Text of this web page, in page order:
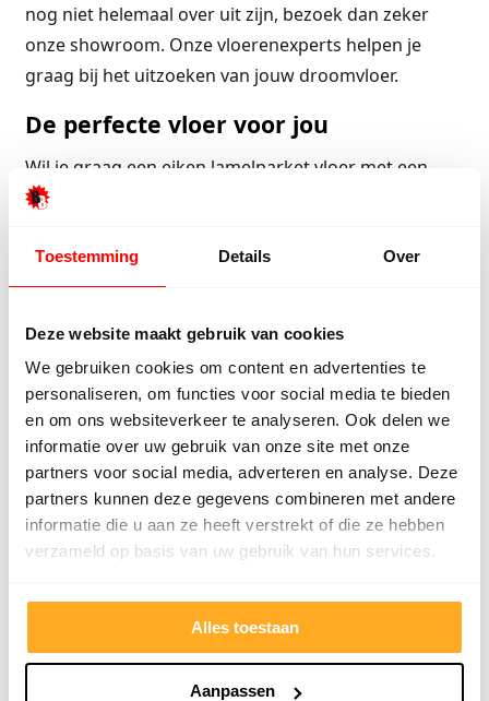
Toestemming Details Over
Deze website maakt gebruik van cookies
We gebruiken cookies om content en advertenties te
personaliseren, om functies voor social media te bieden
en om ons websiteverkeer te analyseren. Ook delen we
informatie over uw gebruik van onze site met onze
partners voor social media, adverteren en analyse. Deze
partners kunnen deze gegevens combineren met andere
informatie die u aan ze heeft verstrekt of die ze hebben
verzameld op basis van uw gebruik van hun services.
Alles toestaan
Aanpassen
nog niet helemaal over uit zijn, bezoek dan zeker
onze showroom. Onze vloerenexperts helpen je
graag bij het uitzoeken van jouw droomvloer.
De perfecte vloer voor jou
Wil je graag een eiken lamelparket vloer met een
warme uitstraling of liever beuken lamelparket, wij
lamelparketcollectie zeer gevarieerd is, kun jij de
vloer kiezen die past bij jouw smaak én behoeften.
adviseren en te helpen met het zoeken en kopen van
jouw droomvloer.
Bezoek onze showroom
Ben jij er klaar voor om op zoek te gaan naar jouw
droomvloer? Tijdens je bezoek aan onze showroom
denken onze vloerenverkopers graag met jou mee
en vertellen je alles wat je wilt weten over onze
week profiteer je nog van onze fabrieksleegverkoop!
Dit betekent dat bijna al onze vloeren in de
aanbieding zijn en jij korting krijgt die kan oplopen